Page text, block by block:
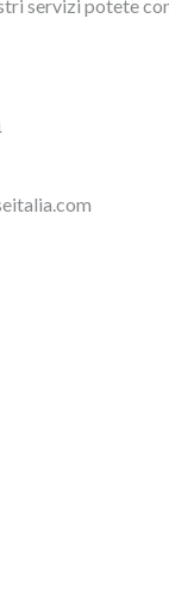
servizi potete